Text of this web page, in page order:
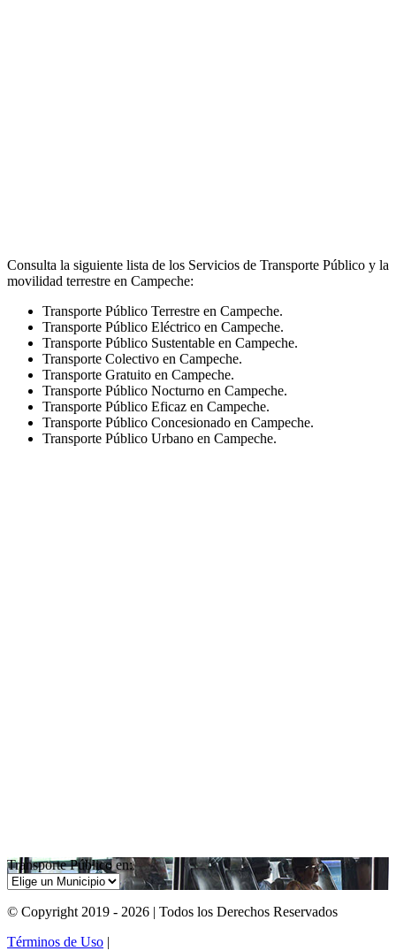
Consulta la siguiente lista de los Servicios de Transporte Público y la
movilidad terrestre en Campeche:
Transporte Público Terrestre en Campeche.
Transporte Público Eléctrico en Campeche.
Transporte Público Sustentable en Campeche.
Transporte Colectivo en Campeche.
Transporte Gratuito en Campeche.
Transporte Público Nocturno en Campeche.
Transporte Público Eficaz en Campeche.
Transporte Público Concesionado en Campeche.
Transporte Público Urbano en Campeche.
Transporte Público en:
© Copyright 2019 - 2026 | Todos los Derechos Reservados
Términos de Uso |